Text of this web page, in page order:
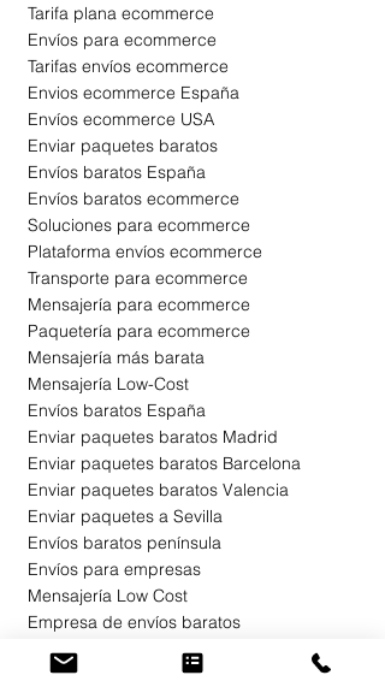
Tarifa plana ecommerce
Envíos para ecommerce
Tarifas envíos ecommerce
Envios ecommerce España
Envíos ecommerce USA
Enviar paquetes baratos
Envíos baratos España
Envíos baratos ecommerce
Soluciones para ecommerce
Plataforma envíos ecommerce
Transporte para ecommerce
Mensajería para ecommerce
Paquetería para ecommerce
Mensajería más barata
Mensajería Low-Cost
Envíos baratos España
Enviar paquetes baratos Madrid
Enviar paquetes baratos Barcelona
Enviar paquetes baratos Valencia
Enviar paquetes a Sevilla
Envíos baratos península
Envíos para empresas
Mensajería Low Cost
Empresa de envíos baratos
Envíos para empresas